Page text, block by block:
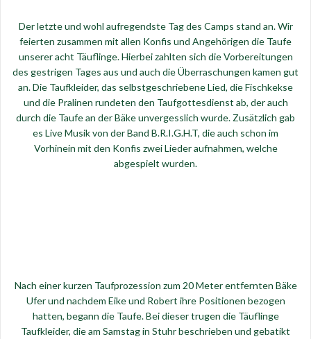
Der letzte und wohl aufregendste Tag des Camps stand an. Wir
feierten zusammen mit allen Konfis und Angehörigen die Taufe
unserer acht Täuflinge. Hierbei zahlten sich die Vorbereitungen
des gestrigen Tages aus und auch die Überraschungen kamen gut
an. Die Taufkleider, das selbstgeschriebene Lied, die Fischkekse
und die Pralinen rundeten den Taufgottesdienst ab, der auch
durch die Taufe an der Bäke unvergesslich wurde. Zusätzlich gab
es Live Musik von der Band B.R.I.G.H.T, die auch schon im
Vorhinein mit den Konfis zwei Lieder aufnahmen, welche
abgespielt wurden.
Nach einer kurzen Taufprozession zum 20 Meter entfernten Bäke
Ufer und nachdem Eike und Robert ihre Positionen bezogen
hatten, begann die Taufe. Bei dieser trugen die Täuflinge
Taufkleider, die am Samstag in Stuhr beschrieben und gebatikt